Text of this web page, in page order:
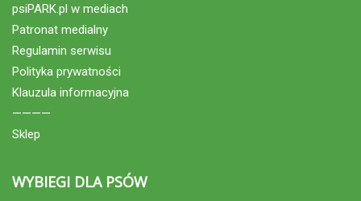
psiPARK.pl w mediach
Patronat medialny
Regulamin serwisu
Polityka prywatności
Klauzula informacyjna
————
Sklep
WYBIEGI DLA PSÓW